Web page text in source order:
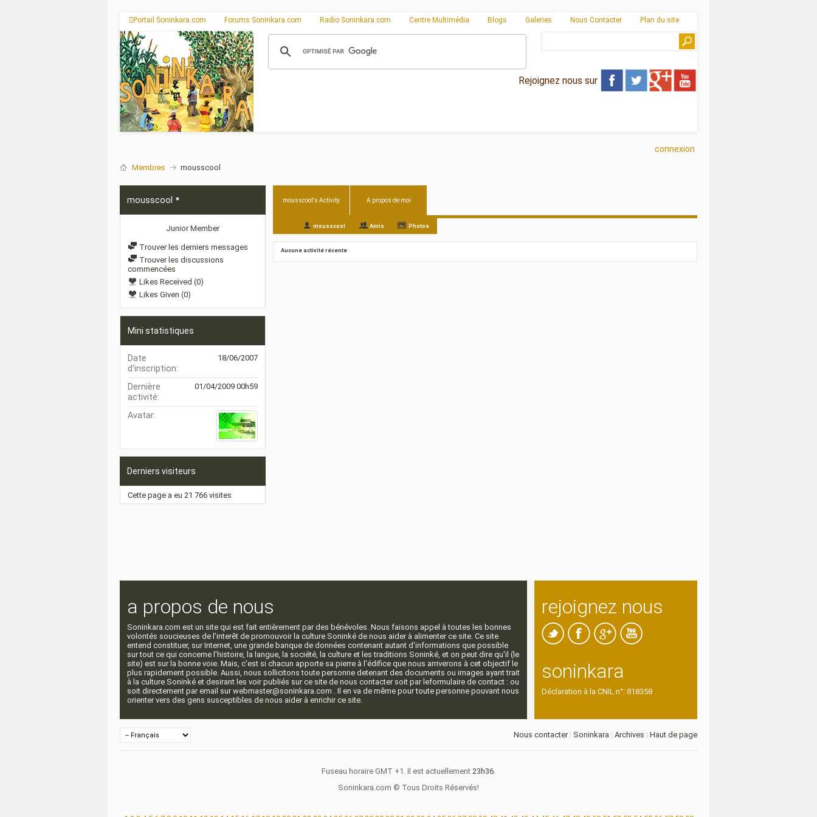
Portail Soninkara.com Forums Soninkara.com Radio Soninkara.com Centre Multimédia Blogs Galeries Nous Contacter Plan du site
Rejoignez nous sur
connexion
Membres mousscool
mousscool
Junior Member
Trouver les derniers messages
Trouver les discussions
commencées
Likes Received (0)
Likes Given (0)
Mini statistiques
Date
d'inscription
18/06/2007
Dernière
activité
01/04/2009 00h59
Avatar
Derniers visiteurs
Cette page a eu 21 766 visites
mousscool's Activity A propos de moi
mousscool Amis Photos
Aucune activité récente
a propos de nous
Soninkara.com est un site qui est fait entièrement par des bénévoles. Nous faisons appel à toutes les bonnes
volontés soucieuses de l'interêt de promouvoir la culture Soninké de nous aider à alimenter ce site. Ce site
entend constituer, sur Internet, une grande banque de données contenant autant d'informations que possible
sur tout ce qui concerne l'histoire, la langue, la société, la culture et les traditions Soninké, et on peut dire qu'il (le
site) est sur la bonne voie. Mais, c'est si chacun apporte sa pierre à l'édifice que nous arriverons à cet objectif le
plus rapidement possible. Aussi, nous sollicitons toute personne detenant des documents ou images ayant trait
à la culture Soninké et desirant les voir publiés sur ce site de nous contacter soit par leformulaire de contact : ou
soit directement par email sur webmaster@soninkara.com . Il en va de même pour toute personne pouvant nous
orienter vers des gens susceptibles de nous aider à enrichir ce site.
rejoignez nous
soninkara
Déclaration à la CNIL n°: 818358
Nous contacter| Soninkara | Archives | Haut de page
Fuseau horaire GMT +1. Il est actuellement 23h36.
Soninkara.com © Tous Droits Réservés!